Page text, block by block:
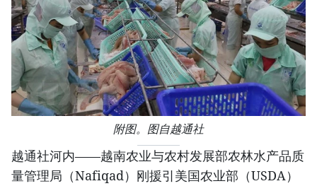
附图。图自越通社
越通社河内——越南农业与农村发展部农林水产品质
量管理局（Nafiqad）刚援引美国农业部（USDA）